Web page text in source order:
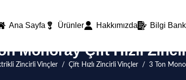
Ana Sayfa Ürünler Hakkımızda Bilgi
Monoray Çift Hızlı
Zincirli Vinçler / Çift Hızlı Zincirli Vinçler / 3 Ton